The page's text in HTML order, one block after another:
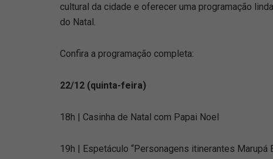
cultural da cidade e oferecer uma programação
do Natal.
Confira a programação completa:
22/12 (quinta-feira)
18h | Casinha de Natal com Papai Noel
19h | Espetáculo “Personagens itinerantes Marupá